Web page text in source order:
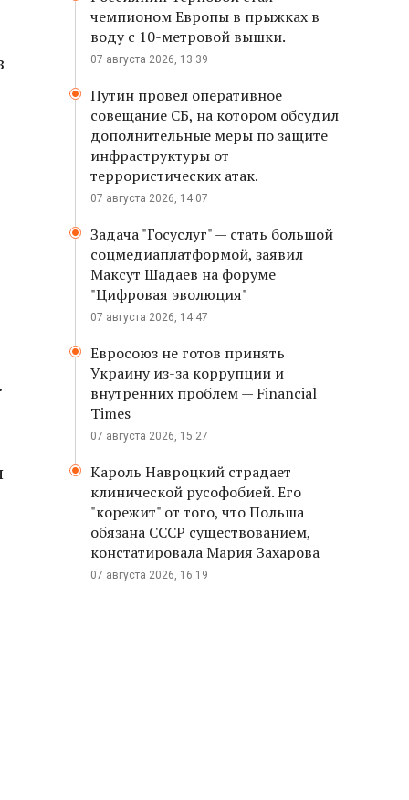
чемпионом Европы в прыжках в
воду с 10-метровой вышки.
07 августа 2026, 13:39
Путин провел оперативное
совещание СБ, на котором обсудил
дополнительные меры по защите
инфраструктуры от
террористических атак.
07 августа 2026, 14:07
Задача "Госуслуг" — стать большой
соцмедиаплатформой, заявил
Максут Шадаев на форуме
"Цифровая эволюция"
07 августа 2026, 14:47
Евросоюз не готов принять
Украину из-за коррупции и
внутренних проблем — Financial
Times
07 августа 2026, 15:27
Кароль Навроцкий страдает
клинической русофобией. Его
"корежит" от того, что Польша
обязана СССР существованием,
констатировала Мария Захарова
07 августа 2026, 16:19